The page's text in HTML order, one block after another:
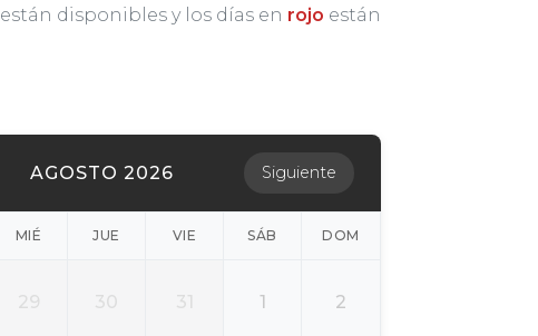
están disponibles y los días en rojo están
AGOSTO 2026 Siguiente
MIÉ JUE VIE SÁB DOM
29 30 31 1 2